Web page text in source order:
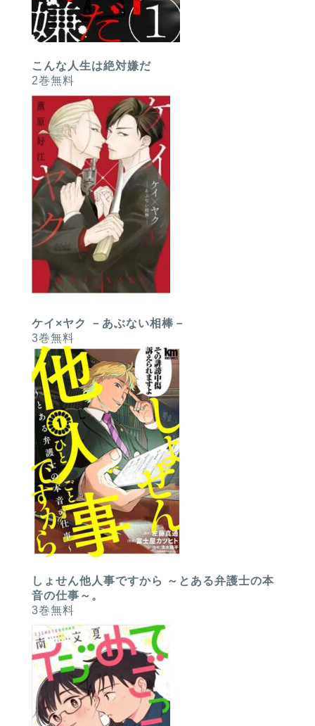
こんな人生は絶対嫌だ
2巻無料
ケイ×ヤク －あぶない相棒－
3巻無料
しょせん他人事ですから ～とある弁護士の本
音の仕事～。
3巻無料